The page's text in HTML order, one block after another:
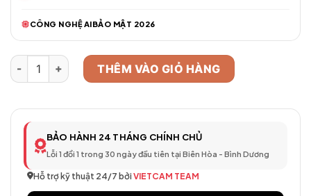
CÔNG NGHỆ AIBẢO MẬT 2026
Camera WiFi Thông Minh Model 189 – Full HD số lượng
THÊM VÀO GIỎ HÀNG
BẢO HÀNH 24 THÁNG CHÍNH CHỦ
Lỗi 1 đổi 1 trong 30 ngày đầu tiên tại Biên Hòa - Bình Dương
Hỗ trợ kỹ thuật 24/7 bởi VIETCAM TEAM